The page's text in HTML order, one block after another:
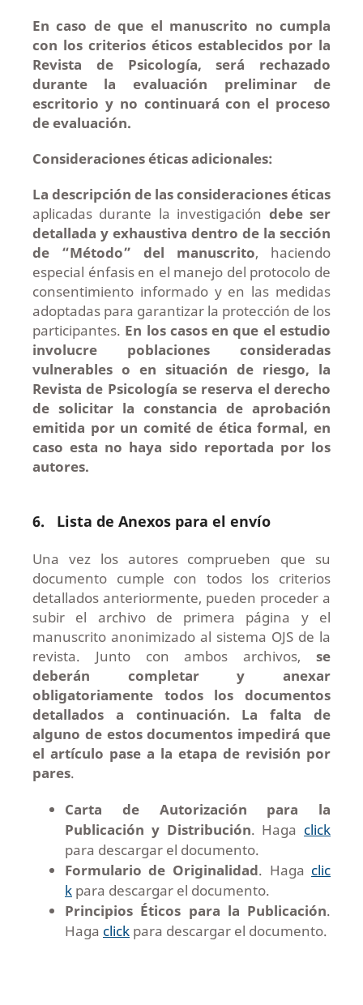
En caso de que el manuscrito no cumpla
con los criterios éticos establecidos por la
Revista de Psicología, será rechazado
durante la evaluación preliminar de
escritorio y no continuará con el proceso
de evaluación.
Consideraciones éticas adicionales:
La descripción de las consideraciones éticas
aplicadas durante la investigación debe ser
detallada y exhaustiva dentro de la sección
de “Método” del manuscrito, haciendo
especial énfasis en el manejo del protocolo de
consentimiento informado y en las medidas
adoptadas para garantizar la protección de los
participantes. En los casos en que el estudio
involucre poblaciones consideradas
vulnerables o en situación de riesgo, la
Revista de Psicología se reserva el derecho
de solicitar la constancia de aprobación
emitida por un comité de ética formal, en
caso esta no haya sido reportada por los
autores.
6. Lista de Anexos para el envío
Una vez los autores comprueben que su
documento cumple con todos los criterios
detallados anteriormente, pueden proceder a
subir el archivo de primera página y el
manuscrito anonimizado al sistema OJS de la
revista. Junto con ambos archivos,se
deberán completar y anexar
obligatoriamente todos los documentos
detallados a continuación. La falta de
alguno de estos documentos impedirá que
el artículo pase a la etapa de revisión por
pares.
Carta de Autorización para la
Publicación y Distribución. Haga click
para descargar el documento.
Formulario de Originalidad. Haga clic
kpara descargar el documento.
Principios Éticos para la Publicación.
Haga clickpara descargar el documento.